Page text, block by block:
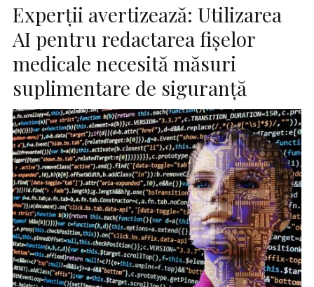
Experții avertizează: Utilizarea
AI pentru redactarea fișelor
medicale necesită măsuri
suplimentare de siguranță